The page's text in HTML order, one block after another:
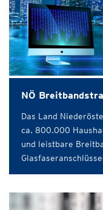
NÖ
Das Land
ca. 800.000
und leistbare